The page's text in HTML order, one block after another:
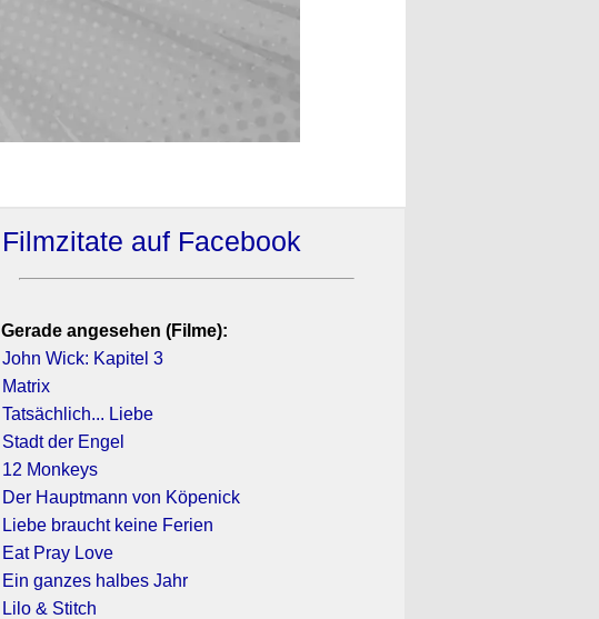
Filmzitate auf Facebook
Gerade angesehen (Filme):
John Wick: Kapitel 3
Matrix
Tatsächlich... Liebe
Stadt der Engel
12 Monkeys
Der Hauptmann von Köpenick
Liebe braucht keine Ferien
Eat Pray Love
Ein ganzes halbes Jahr
Lilo & Stitch